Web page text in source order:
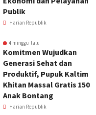
Publik
Harian Republik
4 minggu lalu
Komitmen Wujudkan
Generasi Sehat dan
Produktif, Pupuk Kaltim
Khitan Massal Gratis 150
Anak Bontang
Harian Republik